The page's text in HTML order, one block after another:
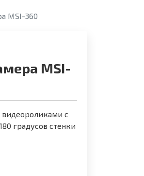
MSI-360
MSI-
с
градусов стенки